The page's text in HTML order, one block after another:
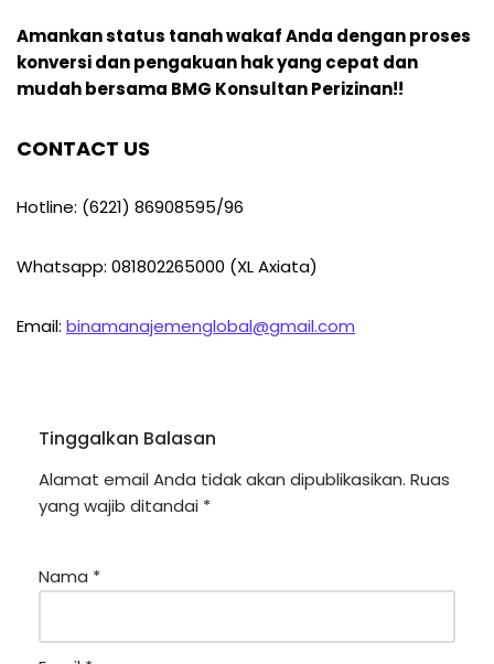
Amankan status tanah wakaf Anda dengan proses
konversi dan pengakuan hak yang cepat dan
mudah bersama BMG Konsultan Perizinan!!
CONTACT US
Hotline: (6221) 86908595/96
Whatsapp: 081802265000 (XL Axiata)
Email: binamanajemenglobal@gmail.com
Tinggalkan Balasan
Alamat email Anda tidak akan dipublikasikan. Ruas
yang wajib ditandai *
Nama *